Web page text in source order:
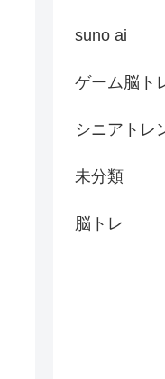
suno ai
ゲーム脳ト
シニアトレ
未分類
脳トレ